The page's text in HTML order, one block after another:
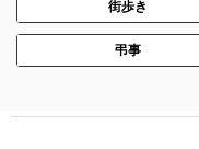
街歩き
弔事